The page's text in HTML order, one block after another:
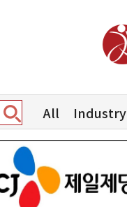
All Industry